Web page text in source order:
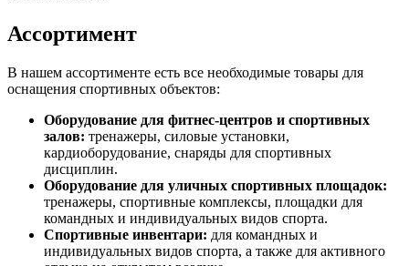
Ассортимент
В нашем ассортименте есть все необходимые товары для
оснащения спортивных объектов:
Оборудование для фитнес-центров и спортивных
залов: тренажеры, силовые установки,
кардиоборудование, снаряды для спортивных
дисциплин.
Оборудование для уличных спортивных площадок:
тренажеры, спортивные комплексы, площадки для
командных и индивидуальных видов спорта.
Спортивные инвентари: для командных и
индивидуальных видов спорта, а также для активного